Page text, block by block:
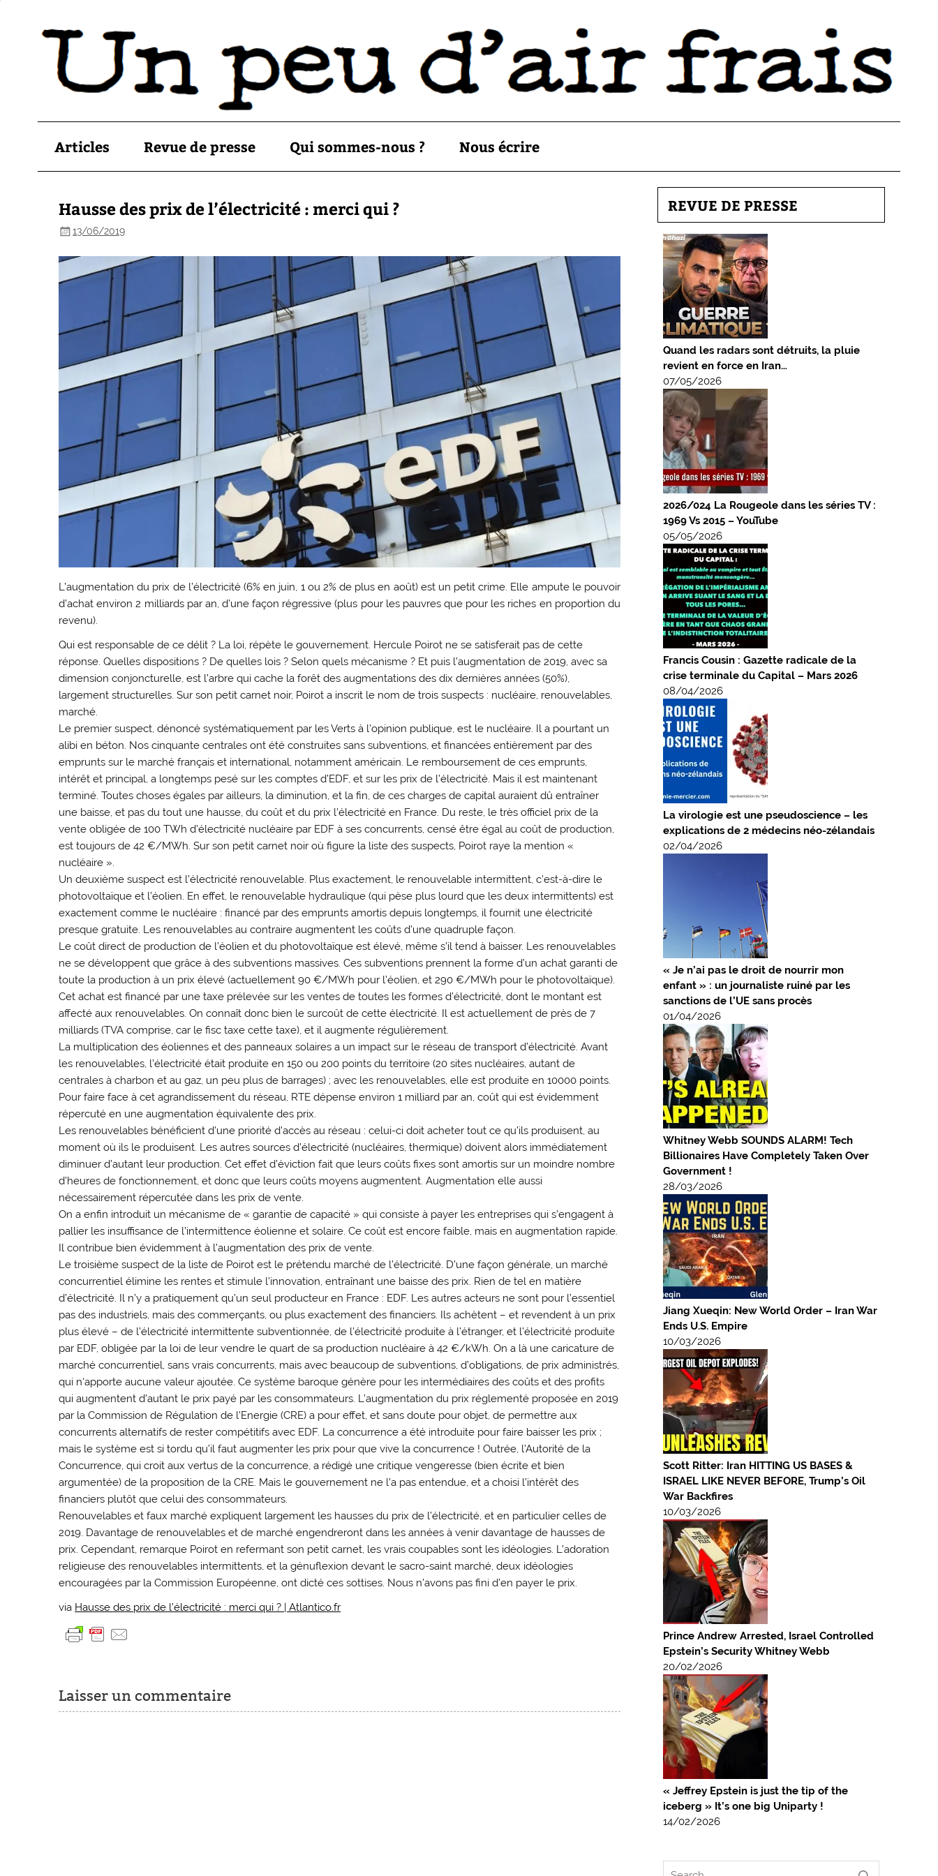
Articles Revue de presse Qui sommes-nous ? Nous écrire
Hausse des prix de l’électricité : merci qui ?
13/06/2019
L’augmentation du prix de l’électricité (6% en juin, 1 ou 2% de plus en août) est un petit crime. Elle ampute le pouvoir
d’achat environ 2 milliards par an, d’une façon régressive (plus pour les pauvres que pour les riches en proportion du
revenu).
Qui est responsable de ce délit ? La loi, répète le gouvernement. Hercule Poirot ne se satisferait pas de cette
réponse. Quelles dispositions ? De quelles lois ? Selon quels mécanisme ? Et puis l’augmentation de 2019, avec sa
dimension conjoncturelle, est l’arbre qui cache la forêt des augmentations des dix dernières années (50%),
largement structurelles. Sur son petit carnet noir, Poirot a inscrit le nom de trois suspects : nucléaire, renouvelables,
marché.
Le premier suspect, dénoncé systématiquement par les Verts à l’opinion publique, est le nucléaire. Il a pourtant un
alibi en béton. Nos cinquante centrales ont été construites sans subventions, et financées entièrement par des
emprunts sur le marché français et international, notamment américain. Le remboursement de ces emprunts,
intérêt et principal, a longtemps pesé sur les comptes d’EDF, et sur les prix de l’électricité. Mais il est maintenant
terminé. Toutes choses égales par ailleurs, la diminution, et la fin, de ces charges de capital auraient dû entraîner
une baisse, et pas du tout une hausse, du coût et du prix l’électricité en France. Du reste, le très officiel prix de la
vente obligée de 100 TWh d’électricité nucléaire par EDF à ses concurrents, censé être égal au coût de production,
est toujours de 42 €/MWh. Sur son petit carnet noir où figure la liste des suspects, Poirot raye la mention «
nucléaire ».
Un deuxième suspect est l’électricité renouvelable. Plus exactement, le renouvelable intermittent, c’est-à-dire le
photovoltaïque et l’éolien. En effet, le renouvelable hydraulique (qui pèse plus lourd que les deux intermittents) est
exactement comme le nucléaire : financé par des emprunts amortis depuis longtemps, il fournit une électricité
presque gratuite. Les renouvelables au contraire augmentent les coûts d’une quadruple façon.
Le coût direct de production de l’éolien et du photovoltaïque est élevé, même s’il tend à baisser. Les renouvelables
ne se développent que grâce à des subventions massives. Ces subventions prennent la forme d’un achat garanti de
toute la production à un prix élevé (actuellement 90 €/MWh pour l’éolien, et 290 €/MWh pour le photovoltaïque).
Cet achat est financé par une taxe prélevée sur les ventes de toutes les formes d’électricité, dont le montant est
affecté aux renouvelables. On connaît donc bien le surcoût de cette électricité. Il est actuellement de près de 7
milliards (TVA comprise, car le fisc taxe cette taxe), et il augmente régulièrement.
La multiplication des éoliennes et des panneaux solaires a un impact sur le réseau de transport d’électricité. Avant
les renouvelables, l’électricité était produite en 150 ou 200 points du territoire (20 sites nucléaires, autant de
centrales à charbon et au gaz, un peu plus de barrages) ; avec les renouvelables, elle est produite en 10000 points.
Pour faire face à cet agrandissement du réseau, RTE dépense environ 1 milliard par an, coût qui est évidemment
répercuté en une augmentation équivalente des prix.
Les renouvelables bénéficient d’une priorité d’accès au réseau : celui-ci doit acheter tout ce qu’ils produisent, au
moment où ils le produisent. Les autres sources d’électricité (nucléaires, thermique) doivent alors immédiatement
diminuer d’autant leur production. Cet effet d’éviction fait que leurs coûts fixes sont amortis sur un moindre nombre
d’heures de fonctionnement, et donc que leurs coûts moyens augmentent. Augmentation elle aussi
nécessairement répercutée dans les prix de vente.
On a enfin introduit un mécanisme de « garantie de capacité » qui consiste à payer les entreprises qui s’engagent à
pallier les insuffisance de l’intermittence éolienne et solaire. Ce coût est encore faible, mais en augmentation rapide.
Il contribue bien évidemment à l’augmentation des prix de vente.
Le troisième suspect de la liste de Poirot est le prétendu marché de l’électricité. D’une façon générale, un marché
concurrentiel élimine les rentes et stimule l’innovation, entraînant une baisse des prix. Rien de tel en matière
d’électricité. Il n’y a pratiquement qu’un seul producteur en France : EDF. Les autres acteurs ne sont pour l’essentiel
pas des industriels, mais des commerçants, ou plus exactement des financiers. Ils achètent – et revendent à un prix
plus élevé – de l’électricité intermittente subventionnée, de l’électricité produite à l’étranger, et l’électricité produite
par EDF, obligée par la loi de leur vendre le quart de sa production nucléaire à 42 €/kWh. On a là une caricature de
marché concurrentiel, sans vrais concurrents, mais avec beaucoup de subventions, d’obligations, de prix administrés,
qui n‘apporte aucune valeur ajoutée. Ce système baroque génère pour les intermédiaires des coûts et des profits
qui augmentent d’autant le prix payé par les consommateurs. L’augmentation du prix réglementé proposée en 2019
par la Commission de Régulation de l’Energie (CRE) a pour effet, et sans doute pour objet, de permettre aux
concurrents alternatifs de rester compétitifs avec EDF. La concurrence a été introduite pour faire baisser les prix ;
mais le système est si tordu qu’il faut augmenter les prix pour que vive la concurrence ! Outrée, l’Autorité de la
Concurrence, qui croit aux vertus de la concurrence, a rédigé une critique vengeresse (bien écrite et bien
argumentée) de la proposition de la CRE. Mais le gouvernement ne l’a pas entendue, et a choisi l’intérêt des
financiers plutôt que celui des consommateurs.
Renouvelables et faux marché expliquent largement les hausses du prix de l’électricité, et en particulier celles de
2019. Davantage de renouvelables et de marché engendreront dans les années à venir davantage de hausses de
prix. Cependant, remarque Poirot en refermant son petit carnet, les vrais coupables sont les idéologies. L’adoration
religieuse des renouvelables intermittents, et la génuflexion devant le sacro-saint marché, deux idéologies
encouragées par la Commission Européenne, ont dicté ces sottises. Nous n’avons pas fini d’en payer le prix.
via Hausse des prix de l’électricité : merci qui ? | Atlantico.fr
Laisser un commentaire
REVUE DE PRESSE
Quand les radars sont détruits, la pluie
revient en force en Iran…
07/05/2026
2026/024 La Rougeole dans les séries TV :
1969 Vs 2015 – YouTube
05/05/2026
Francis Cousin : Gazette radicale de la
crise terminale du Capital – Mars 2026
08/04/2026
La virologie est une pseudoscience – les
explications de 2 médecins néo-zélandais
02/04/2026
« Je n’ai pas le droit de nourrir mon
enfant » : un journaliste ruiné par les
sanctions de l’UE sans procès
01/04/2026
Whitney Webb SOUNDS ALARM! Tech
Billionaires Have Completely Taken Over
Government !
28/03/2026
Jiang Xueqin: New World Order – Iran War
Ends U.S. Empire
10/03/2026
Scott Ritter: Iran HITTING US BASES &
ISRAEL LIKE NEVER BEFORE, Trump’s Oil
War Backfires
10/03/2026
Prince Andrew Arrested, Israel Controlled
Epstein’s Security Whitney Webb
20/02/2026
« Jeffrey Epstein is just the tip of the
iceberg » It’s one big Uniparty !
14/02/2026